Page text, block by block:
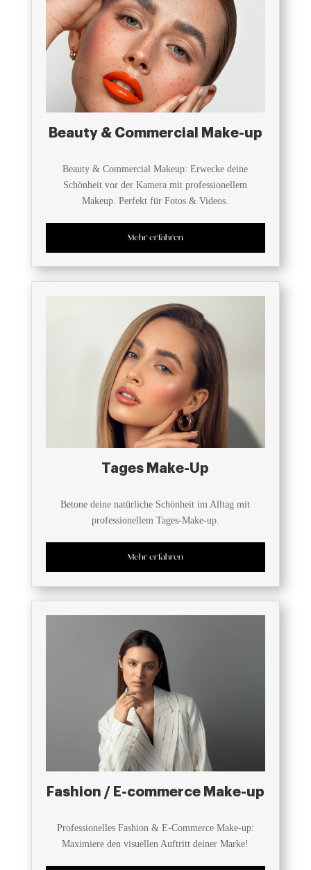
Beauty & Commercial Make-up
Beauty & Commercial Makeup: Erwecke deine
Schönheit vor der Kamera mit professionellem
Makeup. Perfekt für Fotos & Videos.
Mehr erfahren
Tages Make-Up
Betone deine natürliche Schönheit im Alltag mit
professionellem Tages-Make-up.
Mehr erfahren
Fashion / E-commerce Make-up
Professionelles Fashion & E-Commerce Make-up:
Maximiere den visuellen Auftritt deiner Marke!